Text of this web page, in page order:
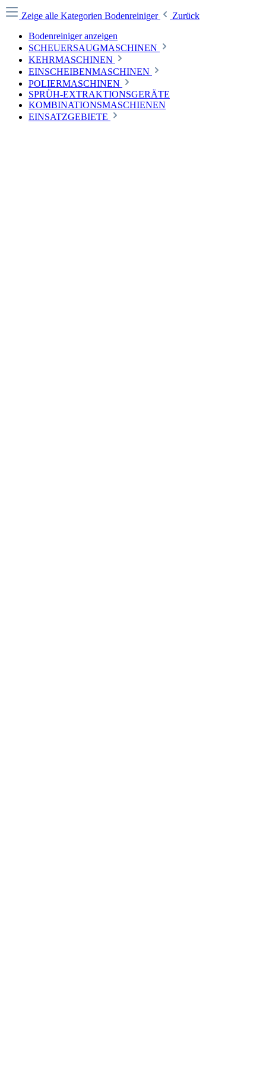
Zeige alle Kategorien Bodenreiniger
Zurück
Bodenreiniger anzeigen
SCHEUERSAUGMASCHINEN
KEHRMASCHINEN
EINSCHEIBENMASCHINEN
POLIERMASCHINEN
SPRÜH-EXTRAKTIONSGERÄTE
KOMBINATIONSMASCHIENEN
EINSATZGEBIETE